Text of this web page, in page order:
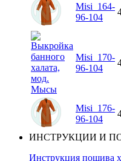
Misi_164-
96-104
Misi_170-
96-104
Misi_176-
96-104
ИНСТРУКЦИИ И
Инструкция пошива